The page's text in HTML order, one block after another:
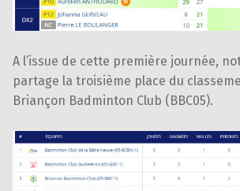
A l’issue de cette première journée,
partage la troisième place du
Briançon Badminton Club (BBC05).